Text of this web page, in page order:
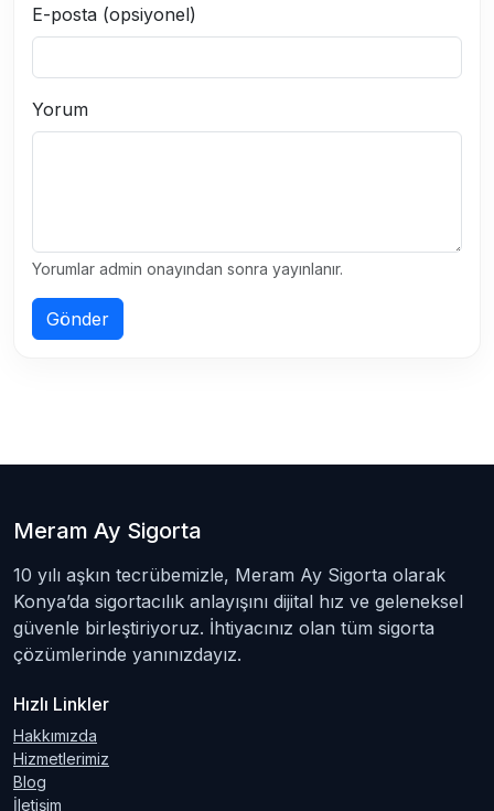
E-posta (opsiyonel)
Yorum
Yorumlar admin onayından sonra yayınlanır.
Gönder
Meram Ay Sigorta
10 yılı aşkın tecrübemizle, Meram Ay Sigorta olarak
Konya’da sigortacılık anlayışını dijital hız ve geleneksel
güvenle birleştiriyoruz. İhtiyacınız olan tüm sigorta
çözümlerinde yanınızdayız.
Hızlı Linkler
Hakkımızda
Hizmetlerimiz
Blog
İletişim